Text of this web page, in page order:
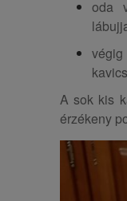
oda
A sok kis
érzékeny